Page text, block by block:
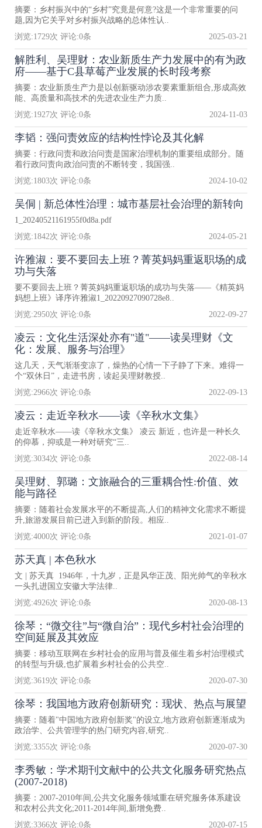
摘要：乡村振兴中的“乡村”究竟是何意?这是一个非常重要的问
题,因为它关乎对乡村振兴战略的总体性认..
浏览:1729次 评论:0条 2025-03-21
解胜利、吴理财：农业新质生产力发展中的有为政
府——基于C县草莓产业发展的长时段考察
摘要：农业新质生产力是以创新驱动涉农要素重新组合,形成高效
能、高质量和高技术的先进农业生产力质..
浏览:1927次 评论:0条 2024-11-03
李韬：强问责效应的结构性悖论及其化解
摘要：行政问责和政治问责是国家治理机制的重要组成部分。随
着行政问责向政治问责的不断转变，我国强..
浏览:1803次 评论:0条 2024-10-02
吴侗 | 新总体性治理：城市基层社会治理的新转向
1_20240521161955f0d8a.pdf
浏览:1842次 评论:0条 2024-05-21
许雅淑：要不要回去上班？菁英妈妈重返职场的成
功与失落
要不要回去上班？菁英妈妈重返职场的成功与失落——《精英妈
妈想上班》译序许雅淑1_20220927090728e8..
浏览:2950次 评论:0条 2022-09-27
凌云：文化生活深处亦有"道"——读吴理财《文
化：发展、服务与治理》
这几天，天气渐渐变凉了，燥热的心情一下子静了下来。难得一
个“双休日”，走进书房，读起吴理财教授..
浏览:2966次 评论:0条 2022-09-13
凌云：走近辛秋水——读《辛秋水文集》
走近辛秋水——读《辛秋水文集》 凌云 新近，也许是一种长久
的仰慕，抑或是一种对研究“三..
浏览:3034次 评论:0条 2022-08-14
吴理财、郭璐：文旅融合的三重耦合性:价值、效
能与路径
摘要：随着社会发展水平的不断提高,人们的精神文化需求不断提
升,旅游发展目前已进入到新的阶段。相应..
浏览:4000次 评论:0条 2021-01-07
苏天真 | 本色秋水
文 | 苏天真 1946年，十九岁，正是风华正茂、阳光帅气的辛秋水
一头扎进国立安徽大学法律..
浏览:4926次 评论:0条 2020-08-13
徐琴：“微交往”与“微自治”：现代乡村社会治理的
空间延展及其效应
摘要：移动互联网在乡村社会的应用与普及催生着乡村治理模式
的转型与升级,也扩展着乡村社会的公共空..
浏览:3619次 评论:0条 2020-07-30
徐琴：我国地方政府创新研究：现状、热点与展望
摘要：随着"中国地方政府创新奖"的设立,地方政府创新逐渐成为
政治学、公共管理学的热门研究内容,研究..
浏览:3355次 评论:0条 2020-07-30
李秀敏：学术期刊文献中的公共文化服务研究热点
(2007-2018)
摘要：2007-2010年间,公共文化服务领域重在研究服务体系建设
和农村公共文化;2011-2014年间,新增免费..
浏览:3366次 评论:0条 2020-07-15